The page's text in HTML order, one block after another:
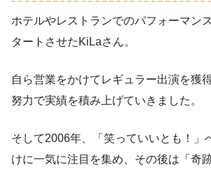
ホテルやレストランでのパフォーマン
タートさせたKiLaさん。
自ら営業をかけてレギュラー出演を獲
努力で実績を積み上げていきました。
そして2006年、「笑っていいとも！」
けに一気に注目を集め、その後は「奇